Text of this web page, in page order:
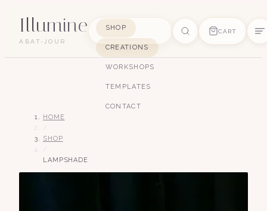
Illumine
ABAT-JOUR
SHOP
CREATIONS
WORKSHOPS
TEMPLATES
CONTACT
CART
HOME
SHOP
LAMPSHADE